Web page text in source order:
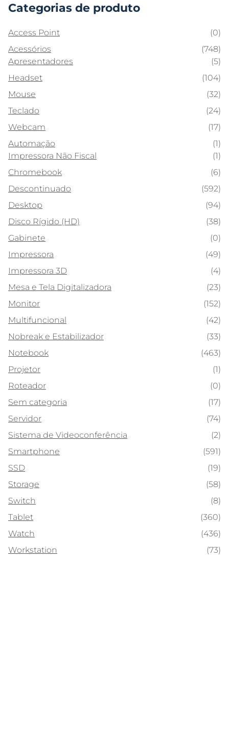
Categorias de produto
Access Point
(0)
Acessórios
(748)
Apresentadores
(5)
Headset
(104)
Mouse
(32)
Teclado
(24)
Webcam
(17)
Automação
(1)
Impressora Não Fiscal
(1)
Chromebook
(6)
Descontinuado
(592)
Desktop
(94)
Disco Rígido (HD)
(38)
Gabinete
(0)
Impressora
(49)
Impressora 3D
(4)
Mesa e Tela Digitalizadora
(23)
Monitor
(152)
Multifuncional
(42)
Nobreak e Estabilizador
(33)
Notebook
(463)
Projetor
(1)
Roteador
(0)
Sem categoria
(17)
Servidor
(74)
Sistema de Videoconferência
(2)
Smartphone
(591)
SSD
(19)
Storage
(58)
Switch
(8)
Tablet
(360)
Watch
(436)
Workstation
(73)